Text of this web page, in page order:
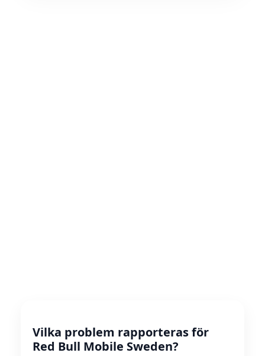
Vilka problem rapporteras för
Red Bull Mobile Sweden?